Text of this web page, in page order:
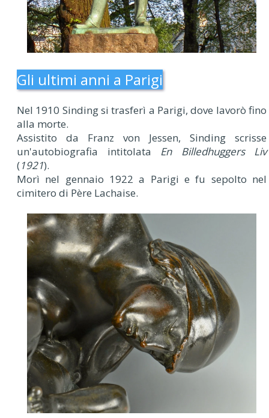
Gli ultimi anni a Parigi
Nel 1910 Sinding si trasferì a Parigi, dove lavorò fino
alla morte.
Assistito da Franz von Jessen, Sinding scrisse
un'autobiografia intitolata En Billedhuggers Liv
(1921).
Morì nel gennaio 1922 a Parigi e fu sepolto nel
cimitero di Père Lachaise.